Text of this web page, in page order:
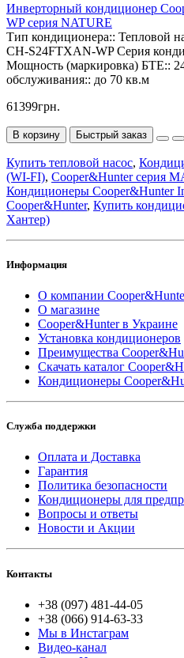
Инверторный кондиционер
WP серия NATURE
Тип кондиционера:: Тепловой
CH-S24FTXAN-WPСерия
Мощность (маркировка) БТЕ::
обслуживания:: до 70 кв.м
61399грн.
В корзину Быстрый заказ
Купить тепловой насос,
(WI-FI), Cooper&Hunter серия
Кондиционеры Cooper&Hunter
Cooper&Hunter, Купить
Хантер)
Информация
О компании
О магазине
Cooper&Hunter в Украине
Установка кондиционеров
Преимущества
Скачать каталог
Кондиционеры
Служба поддержки
Оплата и Доставка
Гарантия
Политика безопасности
Кондиционеры для
Вопросы и ответы
Новости и Акции
Контакты
+38 (097) 481-44-05
+38 (066) 914-63-33
Мы в Инстаграм
Видео-канал